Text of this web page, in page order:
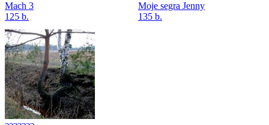
Mach 3
125 b.
Moje segra Jenny
135 b.